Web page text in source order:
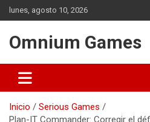
Saltar
al
lunes, agosto 10, 2026
Omnium Games
Inicio
Serious Games
Plan-IT Commander: Corregir el